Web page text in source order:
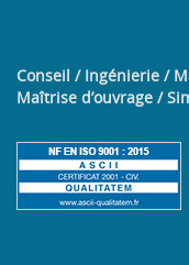
Conseil / Ingénierie /
Maîtrise d’ouvrage /